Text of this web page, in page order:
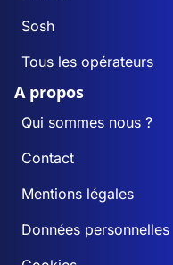
Sosh
Tous les opérateurs
A propos
Qui sommes nous ?
Contact
Mentions légales
Données personnelles